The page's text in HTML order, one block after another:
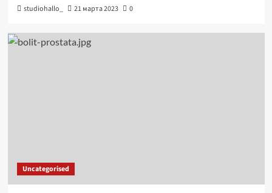
studiohallo_ 21 марта 2023 0
Uncategorised